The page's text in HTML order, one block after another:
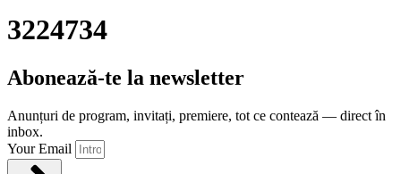
3224734
Abonează-te la newsletter
Anunțuri de program, invitați, premiere, tot ce contează — direct în
inbox.
Your Email